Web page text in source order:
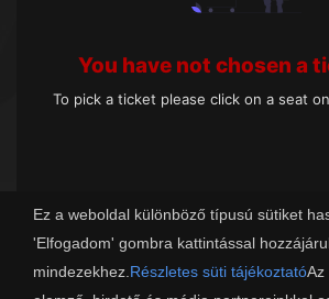
Ez a weboldal különböző típusú sütiket
'Elfogadom' gombra kattintással
mindezekhez. Részletes süti tájékoztatóAz
You have not chosen a
To pick a ticket please click on a seat